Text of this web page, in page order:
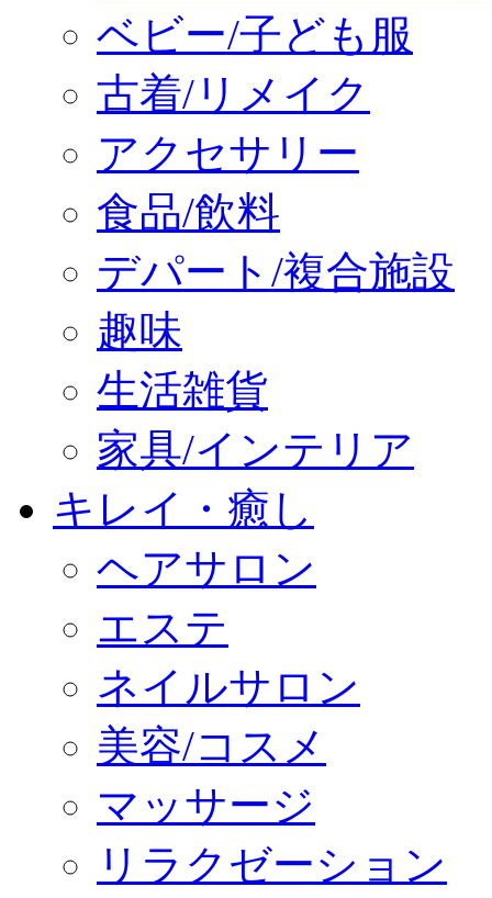
ベビー/子ども服
古着/リメイク
アクセサリー
食品/飲料
デパート/複合施設
趣味
生活雑貨
家具/インテリア
キレイ・癒し
ヘアサロン
エステ
ネイルサロン
美容/コスメ
マッサージ
リラクゼーション